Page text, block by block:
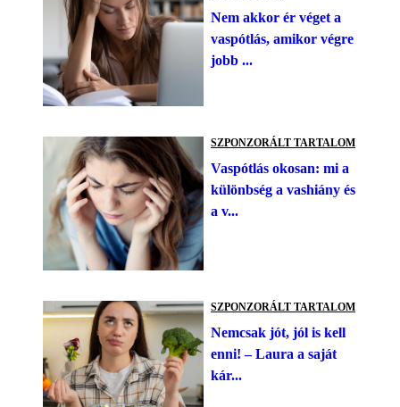
Nem akkor ér véget a
vaspótlás, amikor végre
jobb ...
SZPONZORÁLT TARTALOM
Vaspótlás okosan: mi a
különbség a vashiány és
a v...
SZPONZORÁLT TARTALOM
Nemcsak jót, jól is kell
enni! – Laura a saját
kár...